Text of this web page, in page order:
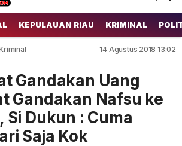
KEPULAUAN RIAU KRIMINAL
14 Agustus 2018 13:02
Gandakan Uang
Gandakan Nafsu ke
Si Dukun : Cuma
Saja Kok